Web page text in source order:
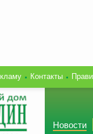
Контакты
Новости